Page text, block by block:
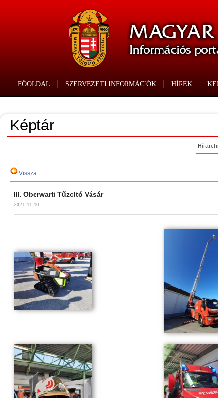
FŐOLDAL SZERVEZETI INFORMÁCIÓK HÍREK
Képtár
Vissza
III. Oberwarti Tűzoltó Vásár
2021.11.10